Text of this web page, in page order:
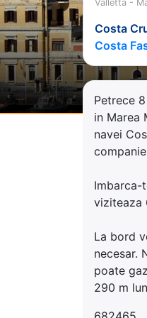
Valletta -
Costa
Costa
Petrece
in Marea
navei
Imbarca-
viziteaza
La bord
necesar.
poate
290 m